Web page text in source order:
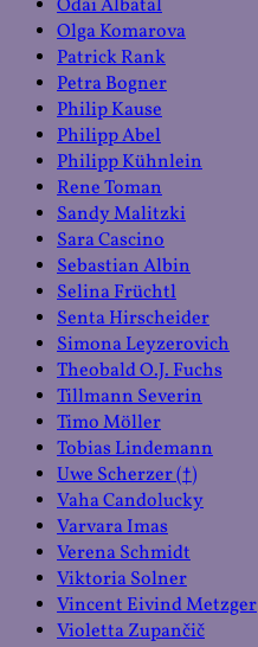
Odai Albatal
Olga Komarova
Patrick Rank
Petra Bogner
Philip Kause
Philipp Abel
Philipp Kühnlein
Rene Toman
Sandy Malitzki
Sara Cascino
Sebastian Albin
Selina Früchtl
Senta Hirscheider
Simona Leyzerovich
Theobald O.J. Fuchs
Tillmann Severin
Timo Möller
Tobias Lindemann
Uwe Scherzer (†)
Vaha Candolucky
Varvara Imas
Verena Schmidt
Viktoria Solner
Vincent Eivind Metzger
Violetta Zupančič